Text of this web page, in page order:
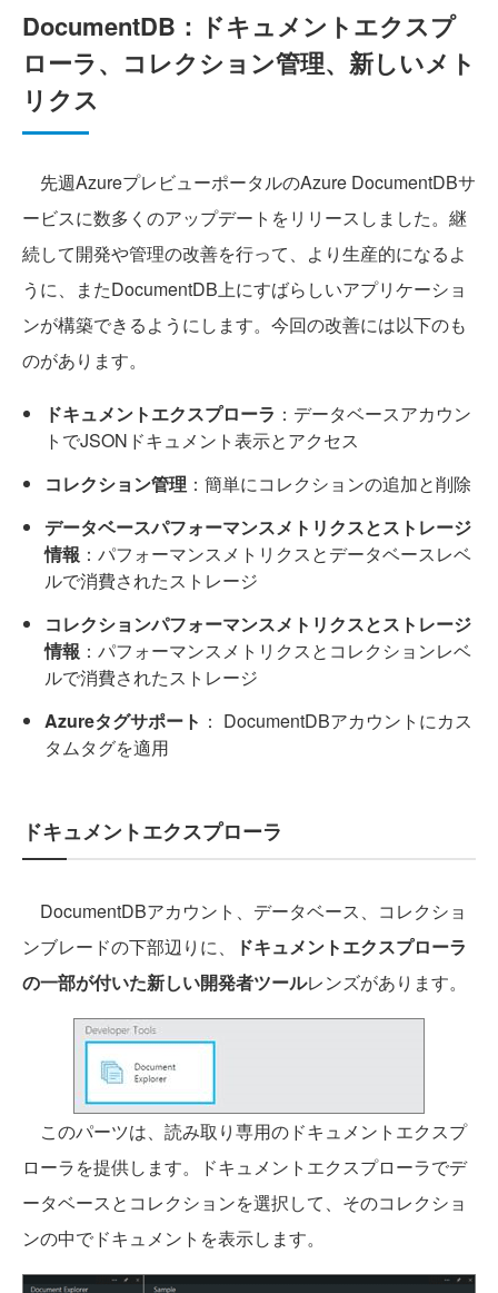
DocumentDB：ドキュメントエクスプ
ローラ、コレクション管理、新しいメト
リクス
先週AzureプレビューポータルのAzure DocumentDBサ
ービスに数多くのアップデートをリリースしました。継
続して開発や管理の改善を行って、より生産的になるよ
うに、またDocumentDB上にすばらしいアプリケーショ
ンが構築できるようにします。今回の改善には以下のも
のがあります。
ドキュメントエクスプローラ ：データベースアカウン
トでJSONドキュメント表示とアクセス
コレクション管理 ：簡単にコレクションの追加と削除
データベースパフォーマンスメトリクスとストレージ
情報 ：パフォーマンスメトリクスとデータベースレベ
ルで消費されたストレージ
コレクションパフォーマンスメトリクスとストレージ
情報 ：パフォーマンスメトリクスとコレクションレベ
ルで消費されたストレージ
Azureタグサポート ： DocumentDBアカウントにカス
タムタグを適用
ドキュメントエクスプローラ
DocumentDBアカウント、データベース、コレクショ
ンブレードの下部辺りに、
ドキュメントエクスプローラ
の一部が付いた新しい開発者ツールレンズがあります。
このパーツは、読み取り専用のドキュメントエクスプ
ローラを提供します。ドキュメントエクスプローラでデ
ータベースとコレクションを選択して、そのコレクショ
ンの中でドキュメントを表示します。